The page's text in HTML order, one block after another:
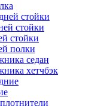
стойки
стойки
стойки
полки
седан
хетчбэк